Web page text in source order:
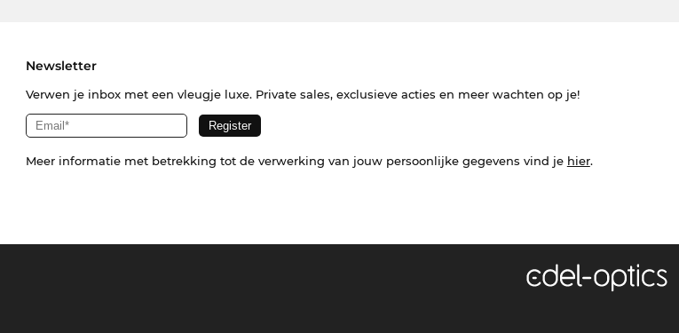
Newsletter
Verwen je inbox met een vleugje luxe. Private sales, exclusieve acties en meer wachten op je!
Meer informatie met betrekking tot de verwerking van jouw persoonlijke gegevens vind je hier.